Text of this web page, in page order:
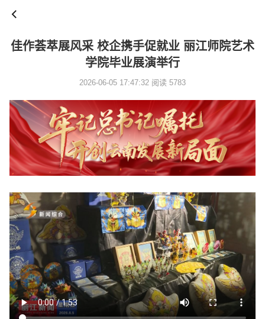
佳作荟萃展风采 校企携手促就业 丽江师院艺术
学院毕业展演举行
2026-06-05 17:47:32 阅读 5783